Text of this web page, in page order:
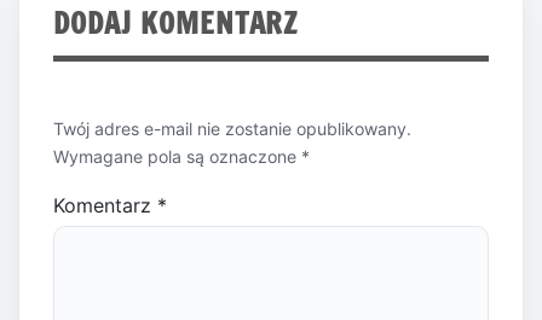
DODAJ KOMENTARZ
Twój adres e-mail nie zostanie opublikowany.
Wymagane pola są oznaczone *
Komentarz *